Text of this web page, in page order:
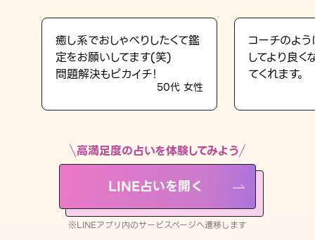
占い記事
LINE占いを開く
※LINEアプリ内のサービスページへ遷移します
癒し系でおしゃべりしたくて鑑
定をお願いしてます(笑)
問題解決もピカイチ！
50代 女性
コーチのよ
してより良
てくれます。
高満足度の占いを体験してみよう
LINE占いを開く
※LINEアプリ内のサービスページへ遷移します